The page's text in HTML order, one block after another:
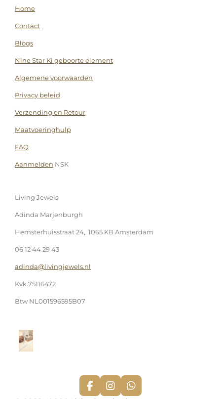
Home
Contact
Blogs
Nine Star Ki geboorte element
Algemene voorwaarden
Privacy beleid
Verzending en Retour
Maatvoeringhulp
FAQ
Aanmelden NSK
Living Jewels
Adinda Marjenburgh
Hemsterhuisstraat 24, 1065 KB Amsterdam
06 12 44 29 43
adinda@livingjewels.nl
Kvk.75116472
Btw NL001596595B07
F
I
W